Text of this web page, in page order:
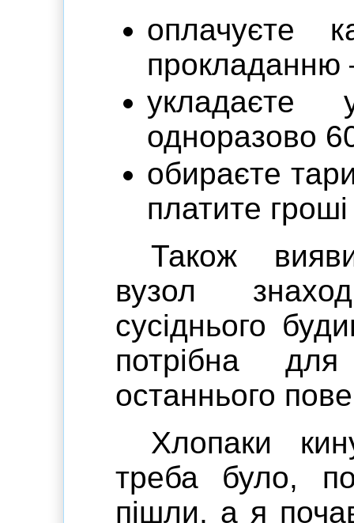
оплачуєте
одноразово
обираєте
платите
Також
вузол
сусіднього
потрібна
останнього
Хлопаки
треба було,
пішли, а я